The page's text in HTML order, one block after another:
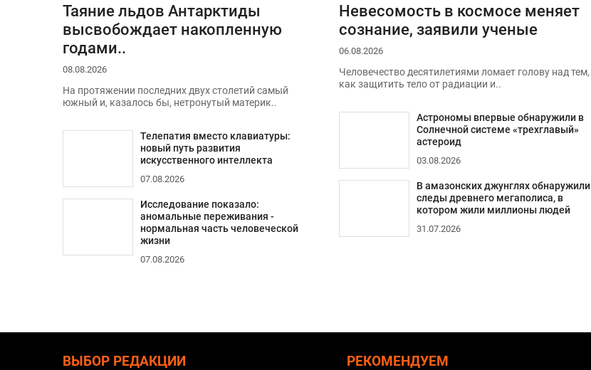
Таяние льдов Антарктиды
высвобождает накопленную
годами..
08.08.2026
На протяжении последних двух столетий самый
южный и, казалось бы, нетронутый материк..
Телепатия вместо клавиатуры:
новый путь развития
искусственного интеллекта
07.08.2026
Исследование показало:
аномальные переживания -
нормальная часть человеческой
жизни
07.08.2026
Невесомость в космосе меняет
сознание, заявили ученые
06.08.2026
Человечество десятилетиями ломает голову над тем,
как защитить тело от радиации и..
Астрономы впервые обнаружили в
Солнечной системе «трехглавый»
астероид
03.08.2026
В амазонских джунглях обнаружили
следы древнего мегаполиса, в
котором жили миллионы людей
31.07.2026
ВЫБОР РЕДАКЦИИ РЕКОМЕНДУЕМ